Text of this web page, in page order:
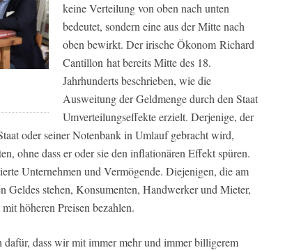
keine Verteilung von oben nach unten
bedeutet, sondern eine aus der Mitte nach
oben bewirkt. Der irische Ökonom Richard
Cantillon hat bereits Mitte des 18.
Jahrhunderts beschrieben, wie die
Ausweitung der Geldmenge durch den Staat
Umverteilungseffekte erzielt. Derjenige, der
oder seiner Notenbank in Umlauf gebracht wird,
ohne dass er oder sie den inflationären Effekt spüren.
Unternehmen und Vermögende. Diejenigen, die am
Geldes stehen, Konsumenten, Handwerker und Mieter,
höheren Preisen bezahlen.
dass wir mit immer mehr und immer billigerem